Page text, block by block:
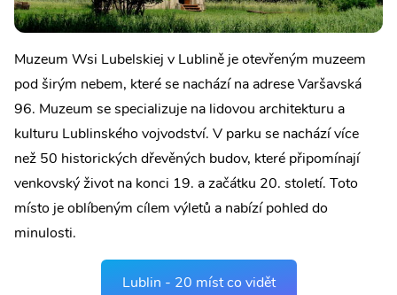
Muzeum Wsi Lubelskiej v Lublině je otevřeným muzeem
pod širým nebem, které se nachází na adrese Varšavská
96. Muzeum se specializuje na lidovou architekturu a
kulturu Lublinského vojvodství. V parku se nachází více
než 50 historických dřevěných budov, které připomínají
venkovský život na konci 19. a začátku 20. století. Toto
místo je oblíbeným cílem výletů a nabízí pohled do
minulosti.
Lublin - 20 míst co vidět